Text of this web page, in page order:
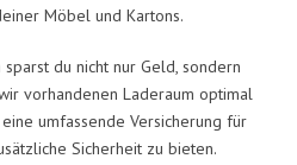
Möbel und Kartons.
du nicht nur Geld, sondern
vorhandenen Laderaum optimal
umfassende Versicherung für
Sicherheit zu bieten.